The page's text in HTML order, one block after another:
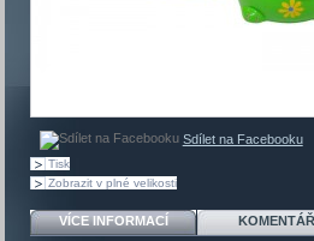
Sdílet na Facebooku
Tisk
Zobrazit v plné velikosti
VÍCE INFORMACÍ